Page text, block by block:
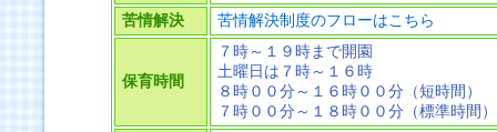
苦情解決
苦情解決制度のフローはこちら
保育時間
７時～１９時まで開園
土曜日は７時～１６時
８時００分～１６時００分（短時間）
７時００分～１８時００分（標準時間）